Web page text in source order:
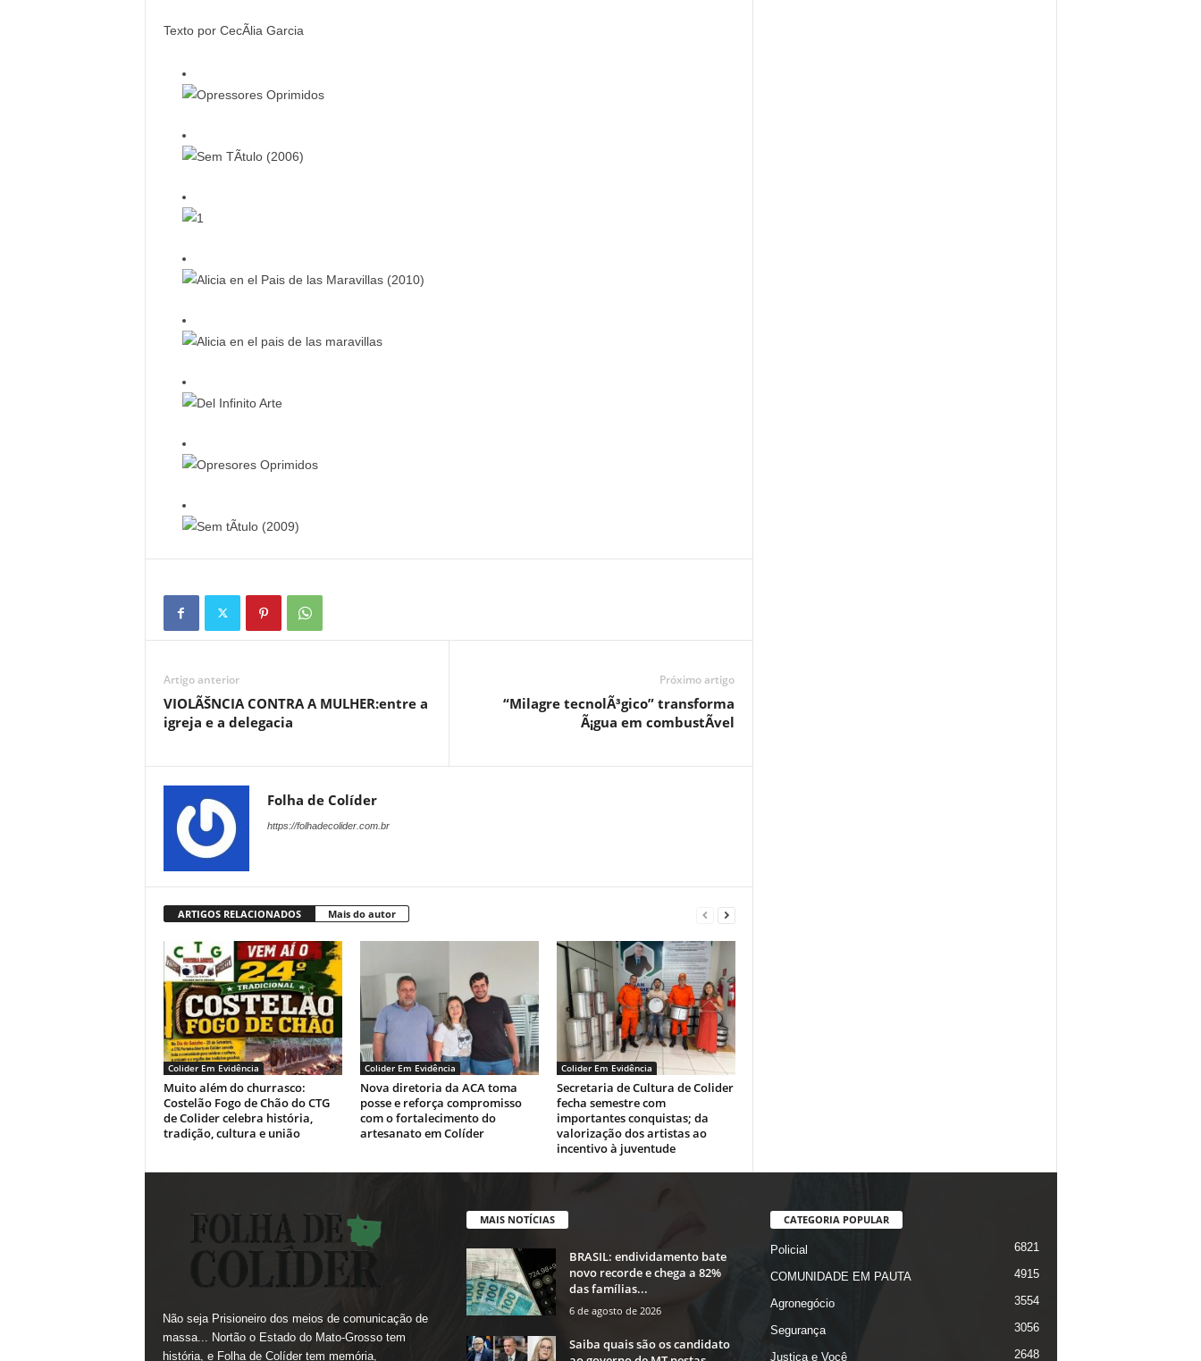
Texto por CecÃ­lia Garcia
Artigo anterior
VIOLÃŠNCIA CONTRA A MULHER:entre a
igreja e a delegacia
Próximo artigo
“Milagre tecnolÃ³gico” transforma
Ã¡gua em combustÃ­vel
Folha de Colíder
https://folhadecolider.com.br
ARTIGOS RELACIONADOS Mais do autor
Colider Em Evidência
Muito além do churrasco:
Costelão Fogo de Chão do CTG
de Colider celebra história,
tradição, cultura e união
Colider Em Evidência
Nova diretoria da ACA toma
posse e reforça compromisso
com o fortalecimento do
artesanato em Colíder
Colider Em Evidência
Secretaria de Cultura de Colider
fecha semestre com
importantes conquistas; da
valorização dos artistas ao
incentivo à juventude
Não seja Prisioneiro dos meios de comunicação de
massa... Nortão o Estado do Mato-Grosso tem
história, e Folha de Colíder tem memória,
MAIS NOTÍCIAS
BRASIL: endividamento bate
novo recorde e chega a 82%
das famílias...
6 de agosto de 2026
Saiba quais são os candidato
CATEGORIA POPULAR
Policial 6821
COMUNIDADE EM PAUTA 4915
Agronegócio 3554
Segurança 3056
Justiça e Você 2648